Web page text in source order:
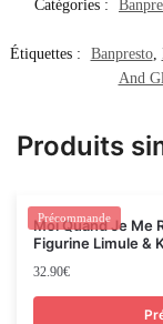
Catégories :
Étiquettes :
Banpresto,
And
Produits
Précommande
Moi Quand Je Me
Figurine Limule &
32.90€